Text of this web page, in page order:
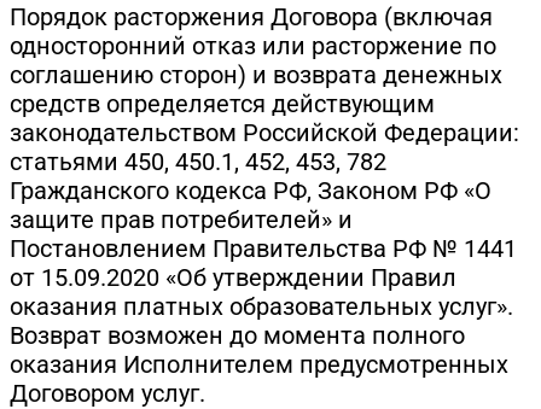
Порядок расторжения Договора (включая
односторонний отказ или расторжение по
соглашению сторон) и возврата денежных
средств определяется действующим
законодательством Российской Федерации:
статьями 450, 450.1, 452, 453, 782
Гражданского кодекса РФ, Законом РФ «О
защите прав потребителей» и
Постановлением Правительства РФ № 1441
от 15.09.2020 «Об утверждении Правил
оказания платных образовательных услуг».
Возврат возможен до момента полного
оказания Исполнителем предусмотренных
Договором услуг.